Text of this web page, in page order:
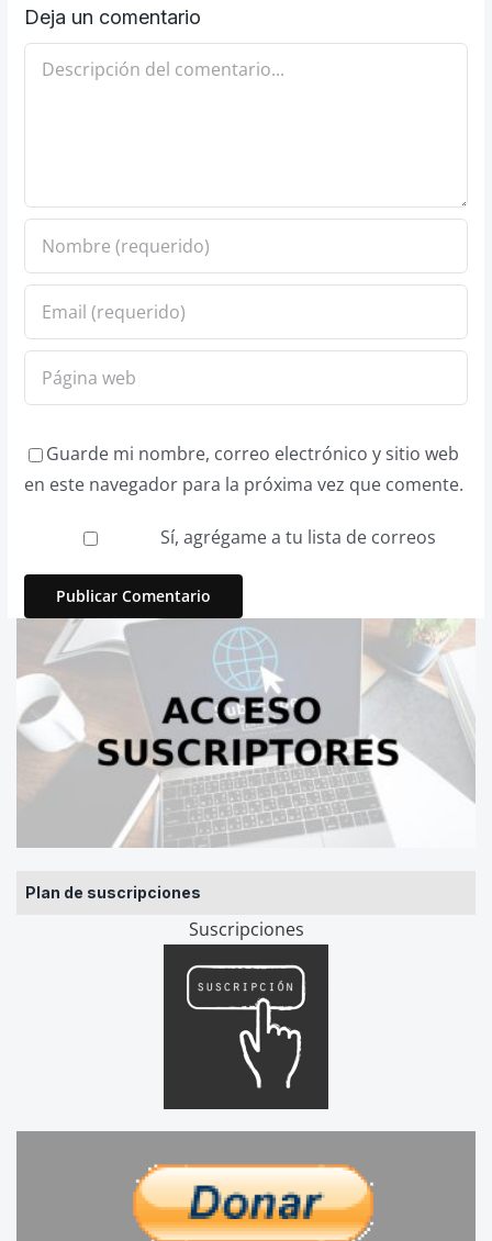
Plan de suscripciones
Suscripciones
Deja un comentario
Comentario
Guarde mi nombre, correo electrónico y sitio web
en este navegador para la próxima vez que comente.
Sí, agrégame a tu lista de correos